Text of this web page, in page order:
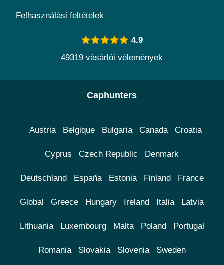
Felhasználási feltételek
4.9
49319 vásárlói vélemények
Caphunters
Austria Belgique Bulgaria Canada Croatia
Cyprus Czech Republic Denmark
Deutschland España Estonia Finland France
Global Greece Hungary Ireland Italia Latvia
Lithuania Luxembourg Malta Poland Portugal
Romania Slovakia Slovenia Sweden